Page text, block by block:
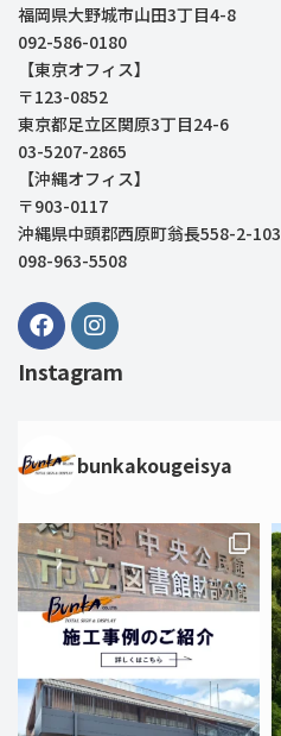
福岡県大野城市山田3丁目4-8
092-586-0180
【東京オフィス】
〒123-0852
東京都足立区関原3丁目24-6
03-5207-2865
【沖縄オフィス】
〒903-0117
沖縄県中頭郡西原町翁長558-2-103
098-963-5508
Instagram
bunkakougeisya